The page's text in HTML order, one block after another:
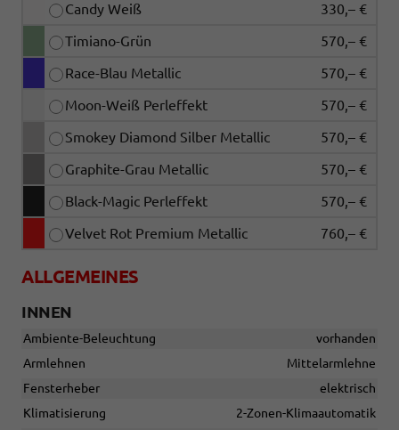
Candy Weiß
330,– €
Timiano-Grün
570,– €
Race-Blau Metallic
570,– €
Moon-Weiß Perleffekt
570,– €
Smokey Diamond Silber Metallic
570,– €
Graphite-Grau Metallic
570,– €
Black-Magic Perleffekt
570,– €
Velvet Rot Premium Metallic
760,– €
ALLGEMEINES
INNEN
Ambiente-Beleuchtung
vorhanden
Armlehnen
Mittelarmlehne
Fensterheber
elektrisch
Klimatisierung
2-Zonen-Klimaautomatik